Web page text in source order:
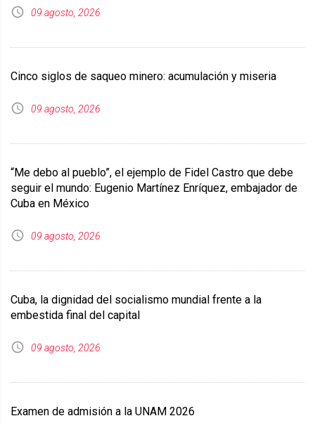
09 agosto, 2026
Cinco siglos de saqueo minero: acumulación y miseria
09 agosto, 2026
“Me debo al pueblo”, el ejemplo de Fidel Castro que debe
seguir el mundo: Eugenio Martínez Enríquez, embajador de
Cuba en México
09 agosto, 2026
Cuba, la dignidad del socialismo mundial frente a la
embestida final del capital
09 agosto, 2026
Examen de admisión a la UNAM 2026